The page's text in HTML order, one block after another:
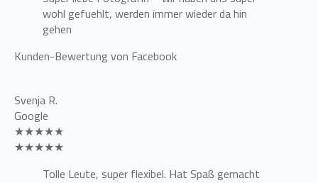
wohl gefuehlt, werden immer wieder da hin
gehen
Kunden-Bewertung von Facebook
Svenja R.
Google
★★★★★
★★★★★
Tolle Leute, super flexibel. Hat Spaß gemacht